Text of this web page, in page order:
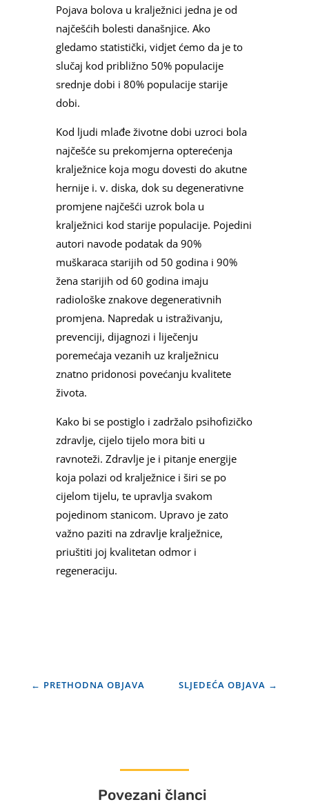
Pojava bolova u kralježnici jedna je od
najčešćih bolesti današnjice. Ako
gledamo statistički, vidjet ćemo da je to
slučaj kod približno 50% populacije
srednje dobi i 80% populacije starije
dobi.
Kod ljudi mlađe životne dobi uzroci bola
najčešće su prekomjerna opterećenja
kralježnice koja mogu dovesti do akutne
hernije i. v. diska, dok su degenerativne
promjene najčešći uzrok bola u
kralježnici kod starije populacije. Pojedini
autori navode podatak da 90%
muškaraca starijih od 50 godina i 90%
žena starijih od 60 godina imaju
radiološke znakove degenerativnih
promjena. Napredak u istraživanju,
prevenciji, dijagnozi i liječenju
poremećaja vezanih uz kralježnicu
znatno pridonosi povećanju kvalitete
života.
Kako bi se postiglo i zadržalo psihofizičko
zdravlje, cijelo tijelo mora biti u
ravnoteži. Zdravlje je i pitanje energije
koja polazi od kralježnice i širi se po
cijelom tijelu, te upravlja svakom
pojedinom stanicom. Upravo je zato
važno paziti na zdravlje kralježnice,
priuštiti joj kvalitetan odmor i
regeneraciju.
← PRETHODNA OBJAVA SLJEDEĆA OBJAVA →
Povezani članci